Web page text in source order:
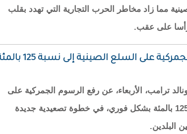
مما زاد مخاطر الحرب التجارية التي تهدد بقلب
رأسا على عقب.
السلع الصينية إلى نسبة 125 بالمئة بشكل فوري
ترامب، الأربعاء، عن رفع الرسوم الجمركية على
السلع الصينية إلى نسبة 125 بالمئة بشكل فوري، في خطوة تصعيدية جديدة
البلدين.